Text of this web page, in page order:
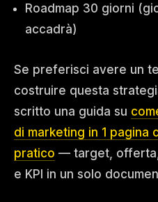
Roadmap 30 giorni
accadrà)
Se preferisci avere un
costruire questa
scritto una guida su
di marketing in 1 pagina
pratico — target,
e KPI in un solo